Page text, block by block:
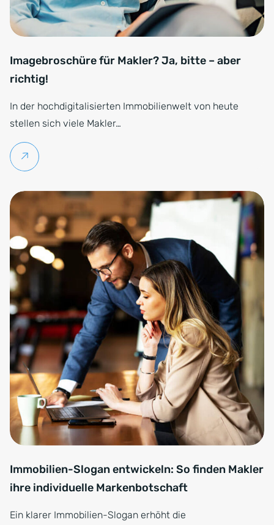
Imagebroschüre für Makler? Ja, bitte – aber
richtig!
In der hochdigitalisierten Immobilienwelt von heute
stellen sich viele Makler…
Weiterlesen
Immobilien-Slogan entwickeln: So finden Makler
ihre individuelle Markenbotschaft
Ein klarer Immobilien-Slogan erhöht die